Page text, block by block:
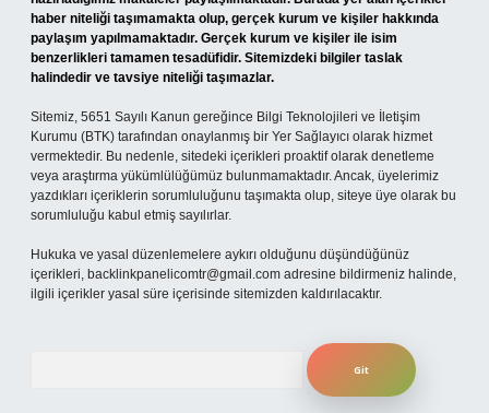
haber niteliği taşımamakta olup, gerçek kurum ve kişiler hakkında
paylaşım yapılmamaktadır. Gerçek kurum ve kişiler ile isim
benzerlikleri tamamen tesadüfidir. Sitemizdeki bilgiler taslak
halindedir ve tavsiye niteliği taşımazlar.
Sitemiz, 5651 Sayılı Kanun gereğince Bilgi Teknolojileri ve İletişim
Kurumu (BTK) tarafından onaylanmış bir Yer Sağlayıcı olarak hizmet
vermektedir. Bu nedenle, sitedeki içerikleri proaktif olarak denetleme
veya araştırma yükümlülüğümüz bulunmamaktadır. Ancak, üyelerimiz
yazdıkları içeriklerin sorumluluğunu taşımakta olup, siteye üye olarak bu
sorumluluğu kabul etmiş sayılırlar.
Hukuka ve yasal düzenlemelere aykırı olduğunu düşündüğünüz
içerikleri, backlinkpanelicomtr@gmail.com adresine bildirmeniz halinde,
ilgili içerikler yasal süre içerisinde sitemizden kaldırılacaktır.